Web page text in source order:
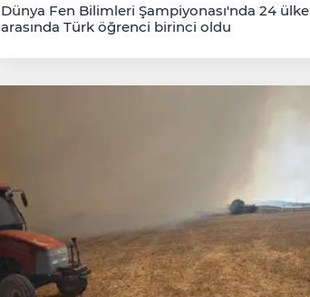
Dünya Fen Bilimleri Şampiyonası'nda 24 ülke
arasında Türk öğrenci birinci oldu